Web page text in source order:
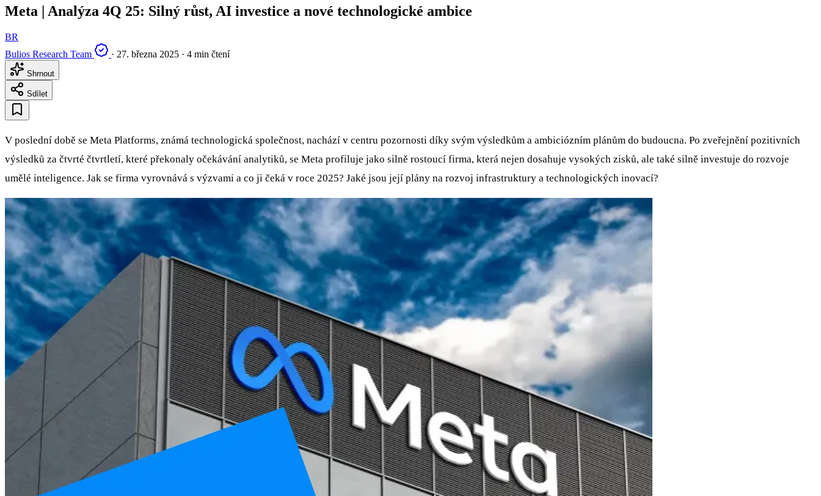
Meta | Analýza 4Q 25: Silný růst, AI investice a nové technologické ambice
BR
Bulios Research Team
· 27. března 2025 · 4 min čtení
Shrnout
Sdílet
V poslední době se Meta Platforms, známá technologická společnost, nachází v centru pozornosti díky svým výsledkům a ambiciózním plánům do budoucna. Po zveřejnění pozitivních
výsledků za čtvrté čtvrtletí, které překonaly očekávání analytiků, se Meta profiluje jako silně rostoucí firma, která nejen dosahuje vysokých zisků, ale také silně investuje do rozvoje
umělé inteligence. Jak se firma vyrovnává s výzvami a co ji čeká v roce 2025? Jaké jsou její plány na rozvoj infrastruktury a technologických inovací?